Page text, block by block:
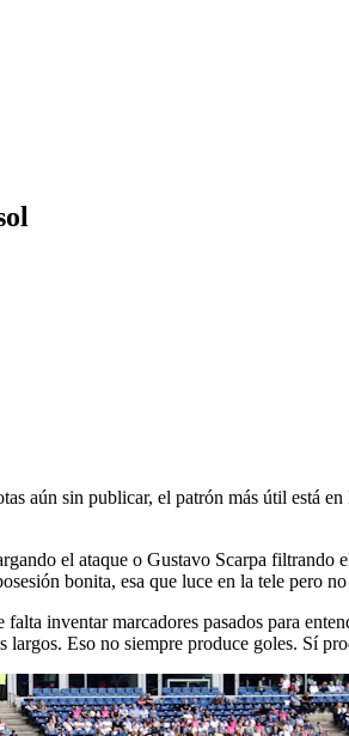
aún sin publicar, el patrón más útil está
el ataque o Gustavo Scarpa
bonita, esa que luce en la tele pero
inventar marcadores pasados para
largos. Eso no siempre produce goles. Sí